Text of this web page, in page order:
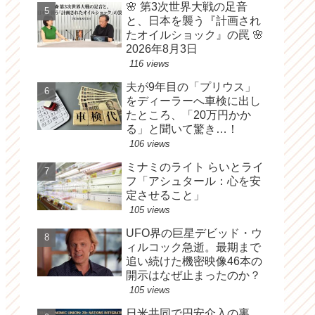
🌸 第3次世界大戦の足音
と、日本を襲う『計画され
たオイルショック』の罠 🌸
2026年8月3日
116 views
夫が9年目の「プリウス」
をディーラーへ車検に出し
たところ、「20万円かか
る」と聞いて驚き…！
106 views
ミナミのライト らいとライ
フ「アシュタール：心を安
定させること」
105 views
UFO界の巨星デビッド・ウ
ィルコック急逝。最期まで
追い続けた機密映像46本の
開示はなぜ止まったのか？
105 views